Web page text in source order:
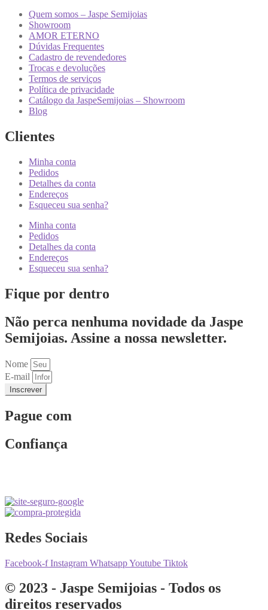
Quem somos – Jaspe Semijoias
Showroom
AMOR ETERNO
Dúvidas Frequentes
Cadastro de revendedores
Trocas e devoluções
Termos de serviços
Política de privacidade
Catálogo da JaspeSemijoias – Showroom
Blog
Clientes
Minha conta
Pedidos
Detalhes da conta
Endereços
Esqueceu sua senha?
Minha conta
Pedidos
Detalhes da conta
Endereços
Esqueceu sua senha?
Fique por dentro
Não perca nenhuma novidade da Jaspe
Semijoias. Assine a nossa newsletter.
Nome
E-mail
Inscrever
Pague com
Confiança
Redes Sociais
Facebook-f Instagram WhatsappYoutube Tiktok
© 2023 - Jaspe Semijoias - Todos os
direitos reservados